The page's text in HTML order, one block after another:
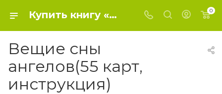
Купить книгу «Вещие сны ангелов(55 карт, инструкция)» 2014, Дорин Вирче, Мелисса Вирче - Эзотерика 0
Вещие сны
ангелов(55 карт,
инструкция)